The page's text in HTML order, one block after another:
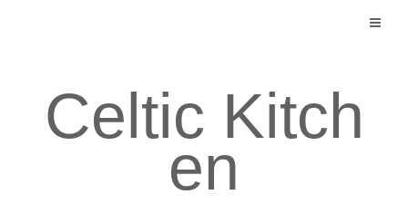
Celtic Kitch
en